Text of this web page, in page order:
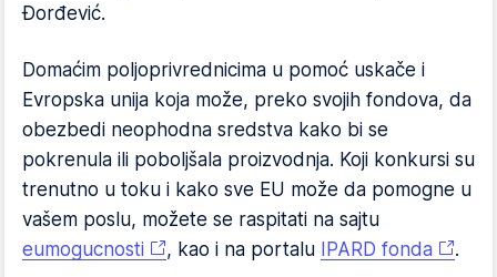
Đorđević.
Domaćim poljoprivrednicima u pomoć uskače i
Evropska unija koja može, preko svojih fondova, da
obezbedi neophodna sredstva kako bi se
pokrenula ili poboljšala proizvodnja. Koji konkursi su
trenutno u toku i kako sve EU može da pomogne u
vašem poslu, možete se raspitati na sajtu
eumogucnosti
, kao i na portalu IPARD fonda .